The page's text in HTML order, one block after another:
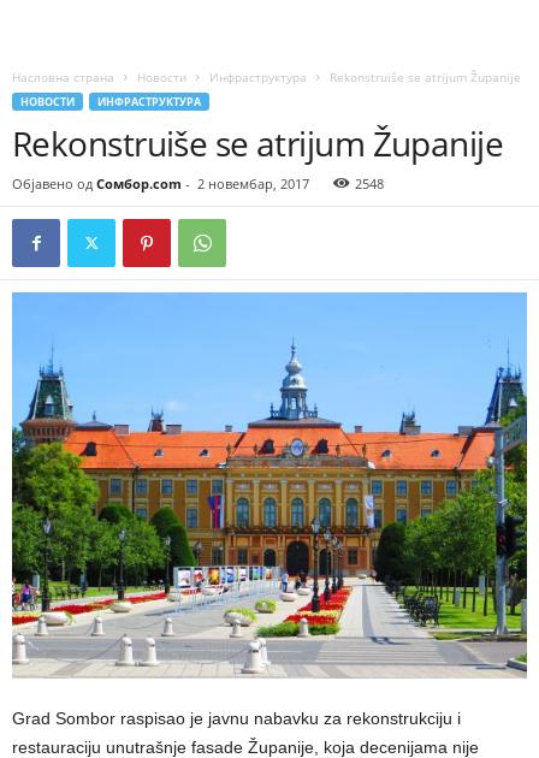
Насловна страна Новости Инфраструктура Rekonstruiše se atrijum Županije
НОВОСТИ ИНФРАСТРУКТУРА
Rekonstruiše se atrijum Županije
Објавено од Сомбор.com - 2 новембар, 2017 2548
Grad Sombor raspisao je javnu nabavku za rekonstrukciju i
restauraciju unutrašnje fasade Županije, koja decenijama nije